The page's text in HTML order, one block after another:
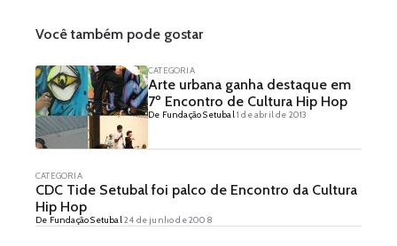
Você também pode gostar
CATEGORIA
Arte urbana ganha destaque em
7º Encontro de Cultura Hip Hop
De Fundação Setubal1 de abril de 2013
CATEGORIA
CDC Tide Setubal foi palco de Encontro da Cultura
Hip Hop
De Fundação Setubal24 de junho de 2008